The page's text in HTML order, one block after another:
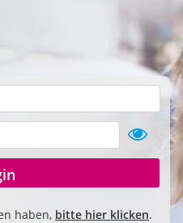
haben, bitte hier klicken.